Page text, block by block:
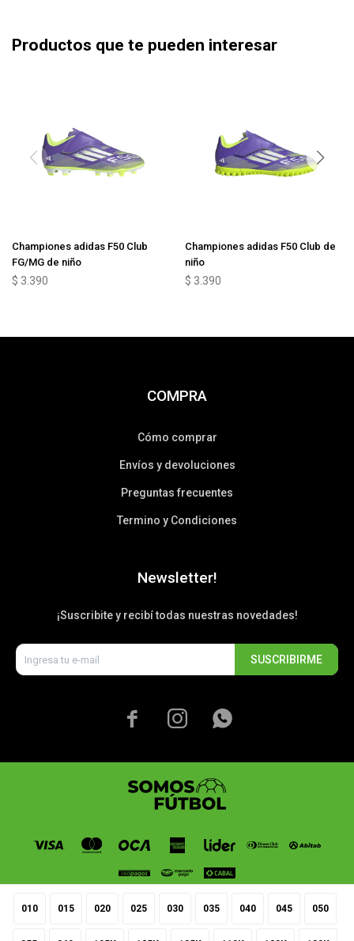
010 015 020 025 030 035 040 045 050
Productos que te pueden interesar
Championes adidas F50 Club
FG/MG de niño
$ 3.390
Championes adidas F50 Club de
niño
$ 3.390
COMPRA
Cómo comprar
Envíos y devoluciones
Preguntas frecuentes
Termino y Condiciones
Newsletter!
¡Suscribite y recibí todas nuestras novedades!
SUSCRIBIRME
  